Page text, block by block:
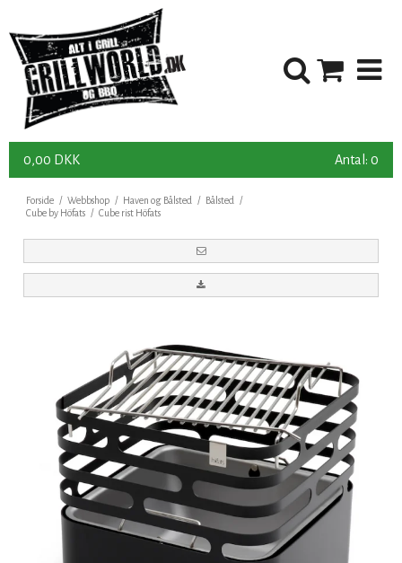
0,00 DKK Antal: 0
Forside / Webbshop / Haven og Bålsted / Bålsted
/
Cube by Höfats / Cube rist Höfats